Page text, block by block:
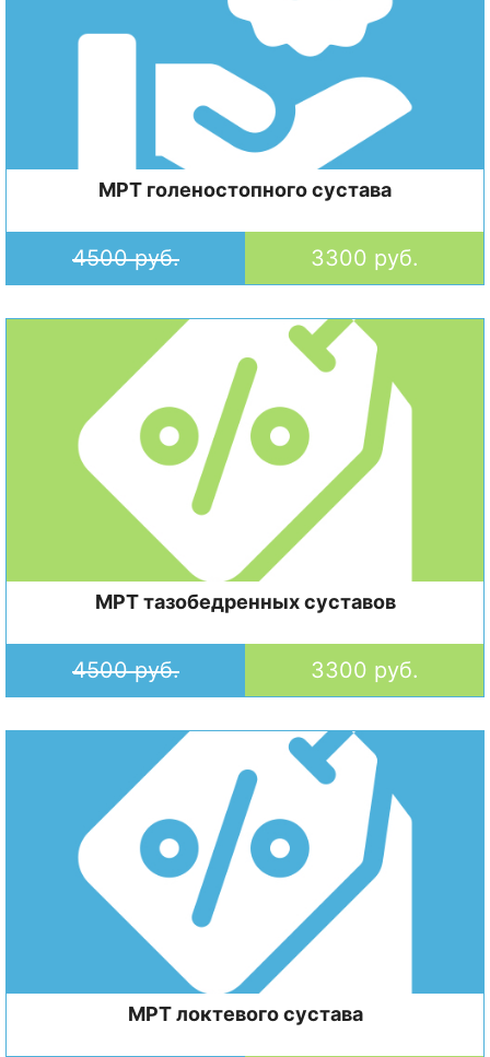
МРТ голеностопного сустава
4500 руб. 3300 руб.
МРТ тазобедренных суставов
4500 руб. 3300 руб.
МРТ локтевого сустава